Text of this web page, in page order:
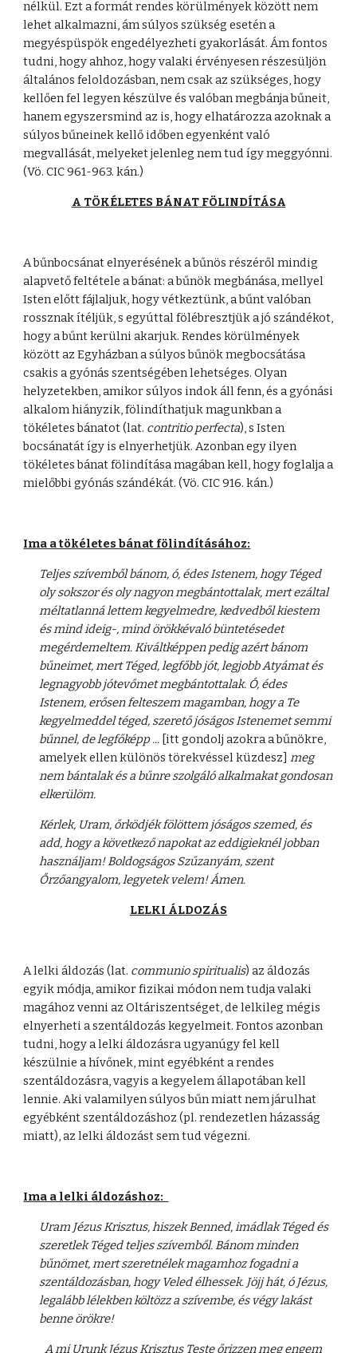
nélkül. Ezt a formát rendes körülmények között nem
lehet alkalmazni, ám súlyos szükség esetén a
megyéspüspök engedélyezheti gyakorlását. Ám fontos
tudni, hogy ahhoz, hogy valaki érvényesen részesüljön
általános feloldozásban, nem csak az szükséges, hogy
kellően fel legyen készülve és valóban megbánja bűneit,
hanem egyszersmind az is, hogy elhatározza azoknak a
súlyos bűneinek kellő időben egyenként való
megvallását, melyeket jelenleg nem tud így meggyónni.
(Vö. CIC 961-963. kán.)
A TÖKÉLETES BÁNAT FÖLINDÍTÁSA
A bűnbocsánat elnyerésének a bűnös részéről mindig
alapvető feltétele a bánat: a bűnök megbánása, mellyel
Isten előtt fájlaljuk, hogy vétkeztünk, a bűnt valóban
rossznak ítéljük, s egyúttal fölébresztjük a jó szándékot,
hogy a bűnt kerülni akarjuk. Rendes körülmények
között az Egyházban a súlyos bűnök megbocsátása
csakis a gyónás szentségében lehetséges. Olyan
helyzetekben, amikor súlyos indok áll fenn, és a gyónási
alkalom hiányzik, fölindíthatjuk magunkban a
tökéletes bánatot (lat. contritio perfecta), s Isten
bocsánatát így is elnyerhetjük. Azonban egy ilyen
tökéletes bánat fölindítása magában kell, hogy foglalja a
mielőbbi gyónás szándékát. (Vö. CIC 916. kán.)
Ima a tökéletes bánat fölindításához:
Teljes szívemből bánom, ó, édes Istenem, hogy Téged
oly sokszor és oly nagyon megbántottalak, mert ezáltal
méltatlanná lettem kegyelmedre, kedvedből kiestem
és mind ideig-, mind örökkévaló büntetésedet
megérdemeltem. Kiváltképpen pedig azért bánom
bűneimet, mert Téged, legfőbb jót, legjobb Atyámat és
legnagyobb jótevőmet megbántottalak. Ó, édes
Istenem, erősen felteszem magamban, hogy a Te
kegyelmeddel téged, szerető jóságos Istenemet semmi
bűnnel, de legfőképp ... [itt gondolj azokra a bűnökre,
amelyek ellen különös törekvéssel küzdesz] meg
nem bántalak és a bűnre szolgáló alkalmakat gondosan
elkerülöm.
Kérlek, Uram, őrködjék fölöttem jóságos szemed, és
add, hogy a következő napokat az eddigieknél jobban
használjam! Boldogságos Szűzanyám, szent
Őrzőangyalom, legyetek velem! Ámen.
LELKI ÁLDOZÁS
A lelki áldozás (lat. communio spiritualis) az áldozás
egyik módja, amikor fizikai módon nem tudja valaki
magához venni az Oltáriszentséget, de lelkileg mégis
elnyerheti a szentáldozás kegyelmeit. Fontos azonban
tudni, hogy a lelki áldozásra ugyanúgy fel kell
készülnie a hívőnek, mint egyébként a rendes
szentáldozásra, vagyis a kegyelem állapotában kell
lennie. Aki valamilyen súlyos bűn miatt nem járulhat
egyébként szentáldozáshoz (pl. rendezetlen házasság
miatt), az lelki áldozást sem tud végezni.
Ima a lelki áldozáshoz:
Uram Jézus Krisztus, hiszek Benned, imádlak Téged és
szeretlek Téged teljes szívemből. Bánom minden
bűnömet, mert szeretnélek magamhoz fogadni a
szentáldozásban, hogy Veled élhessek. Jöjj hát, ó Jézus,
legalább lélekben költözz a szívembe, és végy lakást
benne örökre!
A mi Urunk Jézus Krisztus Teste őrizzen meg engem